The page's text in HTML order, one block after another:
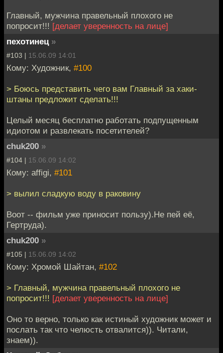
Главный, мужчина правельный плохого не
попросит!!! [делает уверенность на лице]
пехотинец »
#103 | 15.06.09 14:01
Кому: Художник, #100
> Боюсь представить чего вам Главный за хаки-
штаны предложит сделать!!!
Целый месяц бесплатно работать подпущенным
идиотом и развлекать посетителей?
chuk200 »
#104 | 15.06.09 14:02
Кому: affigi, #101
> вылил сладкую воду в раковину
Воот -- фильм уже приносит пользу).Не пей её,
Гертруда).
chuk200 »
#105 | 15.06.09 14:02
Кому: Хромой Шайтан, #102
> Главный, мужчина правельный плохого не
попросит!!! [делает уверенность на лице]
Оно то верно, только как истиный художник может и
послать так что челюсть отвалится)). Читали,
знаем)).